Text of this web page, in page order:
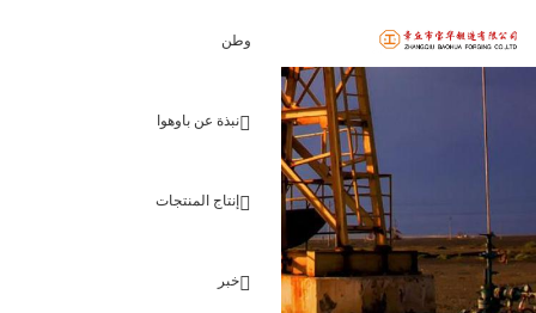
وطن
نبذة عن باوهوا
إنتاج المنتجات
خبر